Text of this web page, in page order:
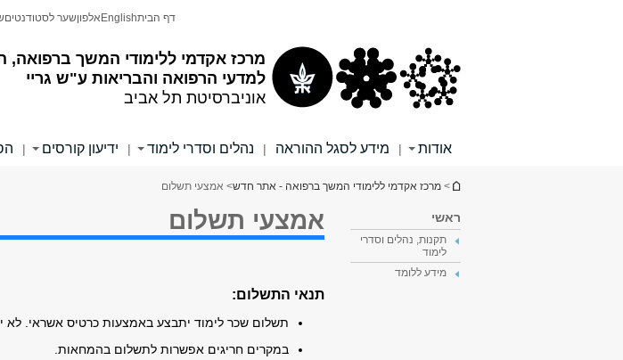
מרכז אקדמי ללימודי המשך ברפואה,
למדעי הרפואה והבריאות ע"ש גריי
אוניברסיטת תל אביב
דף הביתEnglish אלפוןשער לסטודנטים
אודות | מידע לסגל ההוראה | נהלים וסדרי לימוד | ידיעון קורסים |
הינך נמצא כאן
> מרכז אקדמי ללימודי המשך ברפואה - אתר חדש> אמצעי תשלום
ראשי
תקנות, נהלים וסדרי
לימוד
מידע ללומד
אמצעי תשלום
תנאי התשלום:
תשלום שכר לימוד יתבצע באמצעות כרטיס אשראי. לא
במקרים חריגים אפשרות לתשלום בהמחאות.